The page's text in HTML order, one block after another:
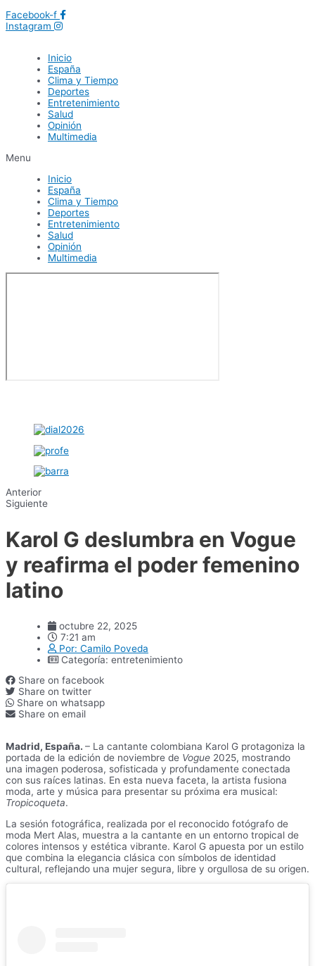
Facebook-f
Instagram
Inicio
España
Clima y Tiempo
Deportes
Entretenimiento
Salud
Opinión
Multimedia
Menu
Inicio
España
Clima y Tiempo
Deportes
Entretenimiento
Salud
Opinión
Multimedia
Anterior
Siguiente
Karol G deslumbra en Vogue
y reafirma el poder femenino
latino
octubre 22, 2025
7:21 am
Por: Camilo Poveda
Categoría: entretenimiento
Share on facebook
Share on twitter
Share on whatsapp
Share on email
Madrid, España. – La cantante colombiana Karol G protagoniza la
portada de la edición de noviembre de Vogue 2025, mostrando
una imagen poderosa, sofisticada y profundamente conectada
con sus raíces latinas. En esta nueva faceta, la artista fusiona
moda, arte y música para presentar su próxima era musical:
Tropicoqueta.
La sesión fotográfica, realizada por el reconocido fotógrafo de
moda Mert Alas, muestra a la cantante en un entorno tropical de
colores intensos y estética vibrante. Karol G apuesta por un estilo
que combina la elegancia clásica con símbolos de identidad
cultural, reflejando una mujer segura, libre y orgullosa de su origen.